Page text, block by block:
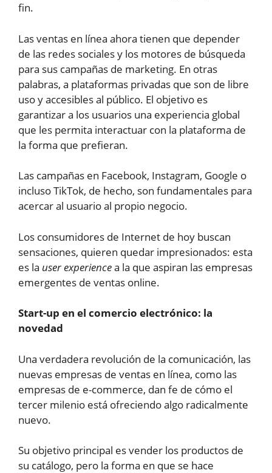
fin.
Las ventas en línea ahora tienen que depender
de las redes sociales y los motores de búsqueda
para sus campañas de marketing. En otras
palabras, a plataformas privadas que son de libre
uso y accesibles al público. El objetivo es
garantizar a los usuarios una experiencia global
que les permita interactuar con la plataforma de
la forma que prefieran.
Las campañas en Facebook, Instagram, Google o
incluso TikTok, de hecho, son fundamentales para
acercar al usuario al propio negocio.
Los consumidores de Internet de hoy buscan
sensaciones, quieren quedar impresionados: esta
es la user experiencea la que aspiran las empresas
emergentes de ventas online.
Start-up en el comercio electrónico: la
novedad
Una verdadera revolución de la comunicación, las
nuevas empresas de ventas en línea, como las
empresas de e-commerce, dan fe de cómo el
tercer milenio está ofreciendo algo radicalmente
nuevo.
Su objetivo principal es vender los productos de
su catálogo, pero la forma en que se hace